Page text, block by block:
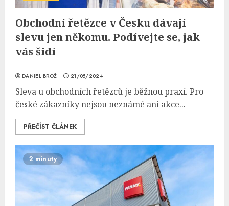
Obchodní řetězce v Česku dávají
slevu jen někomu. Podívejte se, jak
vás šidí
DANIEL BROŽ 21/05/2024
Sleva u obchodních řetězců je běžnou praxí. Pro
české zákazníky nejsou neznámé ani akce...
PŘEČÍST ČLÁNEK
2 minuty